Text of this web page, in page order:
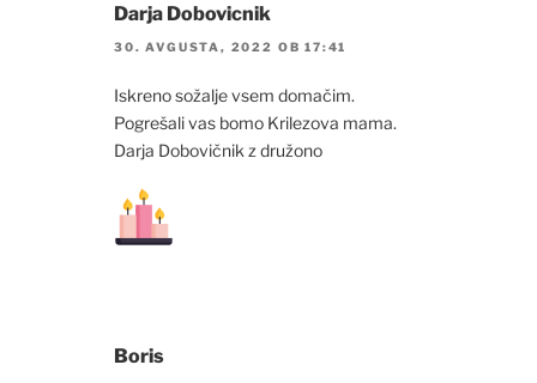
Darja Dobovicnik
30. AVGUSTA, 2022 OB 17:41
Iskreno sožalje vsem domačim.
Pogrešali vas bomo Krilezova mama.
Darja Dobovičnik z družono
Boris